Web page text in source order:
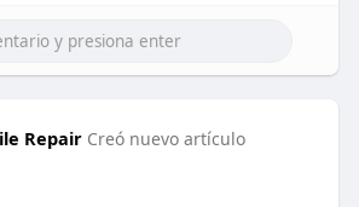
Repair Creó nuevo artículo